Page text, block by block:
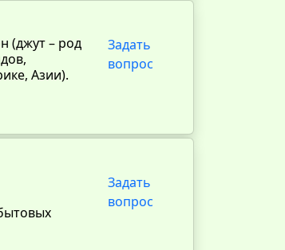
(джут – род
Азии).
Задать
вопрос
Задать
вопрос